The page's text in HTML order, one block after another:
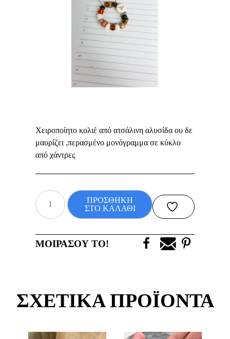
Χειροποίητο κολιέ από ατσάλινη αλυσίδα ου δε
μαυρίζει ,περασμένο μονόγραμμα σε κύκλο
από χάντρες
Κολιέ
με
μονόγραμμα
«Α»
ποσότητα
ΠΡΟΣΘΗΚΗ
ΣΤΟ ΚΑΛΑΘΙ
ΜΟΙΡΑΣΟΥ ΤΟ!
ΣΧΕΤΙΚΑ ΠΡΟΪΟΝΤΑ